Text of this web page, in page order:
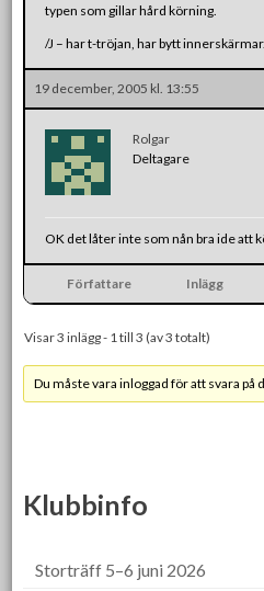
typen som gillar hård körning.
/J – har t-tröjan, har bytt innerskärmar.
19 december, 2005 kl. 13:55
Rolgar
Deltagare
OK det låter inte som nån bra ide att
Författare Inlägg
Visar 3 inlägg - 1 till 3 (av 3 totalt)
Du måste vara inloggad för att svara på
Klubbinfo
Storträff 5–6 juni 2026